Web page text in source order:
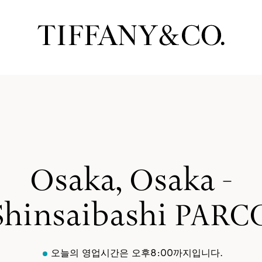
Osaka, Osaka -
오늘의 영업시간은 오후8:00까지입니다.